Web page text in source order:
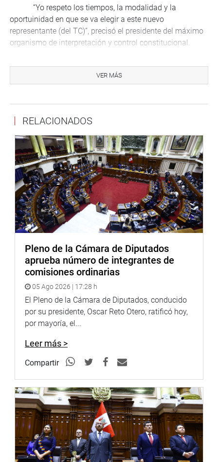
“Yo respeto los tiempos, la modalidad y la
oportuinidad en que se va elegir a este nuevo
representante (del TC)”, precisó el presidente del máximo
organismo de interpretación y control constitucional.
vicepresidente del Congreso, Mauricio Mulder Bedoya.
VER MÁS
RELACIONADOS
Pleno de la Cámara de Diputados
aprueba número de integrantes de
comisiones ordinarias
05 Ago 2026 | 17:28 h
El Pleno de la Cámara de Diputados, conducido
por su presidente, Oscar Reto Otero, ratificó hoy,
por mayoría, el...
Leer más >
Compartir